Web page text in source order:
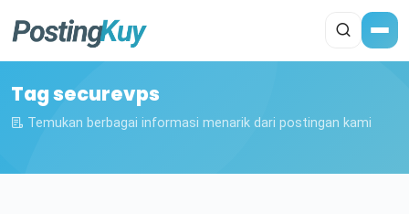
Tag securevps
Temukan berbagai informasi menarik dari postingan kami